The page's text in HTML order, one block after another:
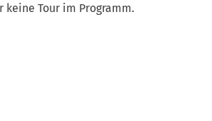
Tour im Programm.